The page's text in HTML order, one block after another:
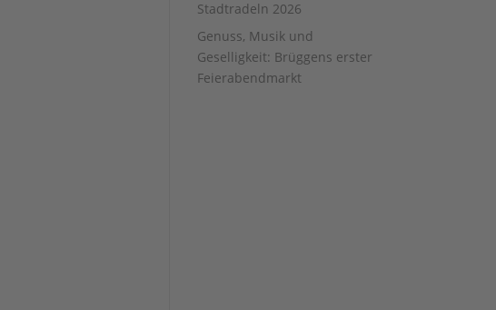
Stadtradeln 2026
Genuss, Musik und
Geselligkeit: Brüggens erster
Feierabendmarkt